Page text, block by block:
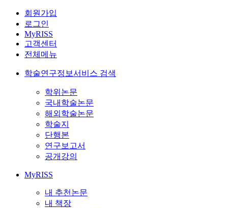
회원가입
로그인
MyRISS
고객센터
전체메뉴
학술연구정보서비스 검색
학위논문
국내학술논문
해외학술논문
학술지
단행본
연구보고서
공개강의
MyRISS
내 추천논문
내 책장